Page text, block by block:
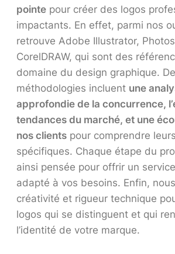
pointe pour créer des logos
impactants. En effet, parmi nos
retrouve Adobe Illustrator,
CorelDRAW, qui sont des
domaine du design graphique.
méthodologies incluent une
approfondie de la concurrence,
tendances du marché, et une
nos clients pour comprendre
spécifiques. Chaque étape du
ainsi pensée pour offrir un
adapté à vos besoins. Enfin,
créativité et rigueur technique
logos qui se distinguent et qui
l’identité de votre marque.